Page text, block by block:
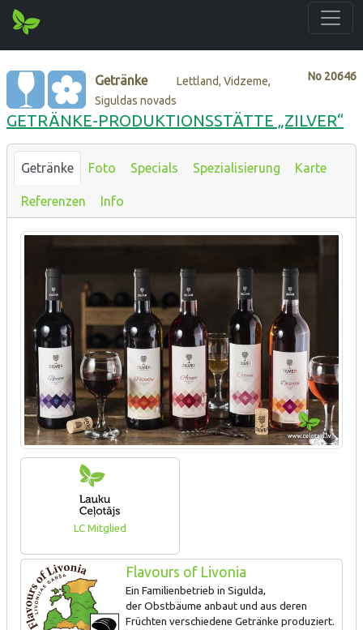
No 20646
Getränke
Lettland, Vidzeme,
Siguldas novads
GETRÄNKE-PRODUKTIONSSTÄTTE „ZILVER“
Getränke Foto Specials Spezialisierung Karte
Referenzen Info
LC Mitglied
Flavours of Livonia
Ein Familienbetrieb in Sigulda,
der Obstbäume anbaut und aus deren
Früchten verschiedene Getränke produziert.